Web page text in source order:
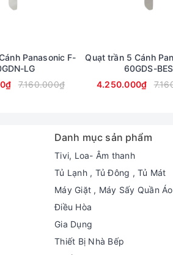
Panasonic F-
LG
7.160.000₫
Quạt trần 5 Cánh
60GDS-BES
4.250.000₫
Danh mục sản phẩm
Tivi, Loa- Âm thanh
Tủ Lạnh , Tủ Đông , Tủ Mát
Máy Giặt , Máy Sấy Quần Áo
Điều Hòa
Gia Dụng
Thiết Bị Nhà Bếp